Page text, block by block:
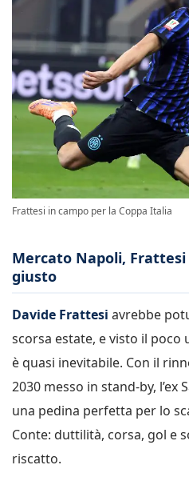
Frattesi in campo per la Coppa Italia
Mercato Napoli, Frattesi
giusto
Davide Frattesi avrebbe
scorsa estate, e visto il poco
è quasi inevitabile. Con il
2030 messo in stand-by, l’ex
una pedina perfetta per lo
Conte: duttilità, corsa, gol e
riscatto.